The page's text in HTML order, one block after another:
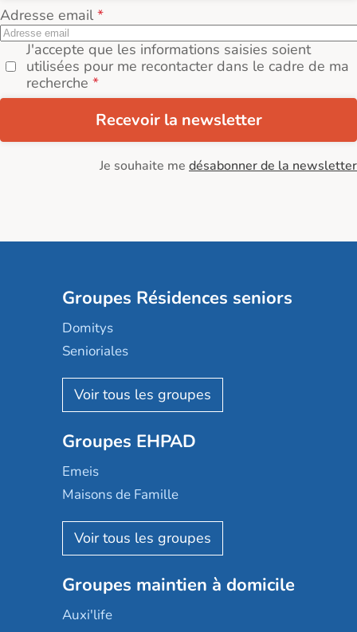
Adresse email
J'accepte que les informations saisies soient
utilisées pour me recontacter dans le cadre de ma
recherche
Recevoir la newsletter
Je souhaite me désabonner de la newsletter
Groupes Résidences seniors
Domitys
Senioriales
Nohée
Les Résidentiels
Mobicap
Domusvi
Happy Senior
Aquarelia
Nexity edenea
Les jardins d'Arcadie
Occitalia
Groupes EHPAD
Emeis
Maisons de Famille
Korian
Emera
Groupe SOS
Le Noble Âge
Groupes maintien à domicile
Auxi'life